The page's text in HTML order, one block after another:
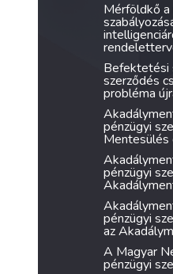
Mérföldkő
Befektetési
szerződés
probléma
pénzügyi
Mentesülés
pénzügyi
pénzügyi
az
A Magyar
pénzügyi